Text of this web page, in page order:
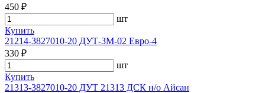
450 ₽
шт
Купить
21214-3827010-20 ДУТ-3М-02 Евро-4
330 ₽
шт
Купить
21313-3827010-20 ДУТ 21313 ДСК н/о Айсан